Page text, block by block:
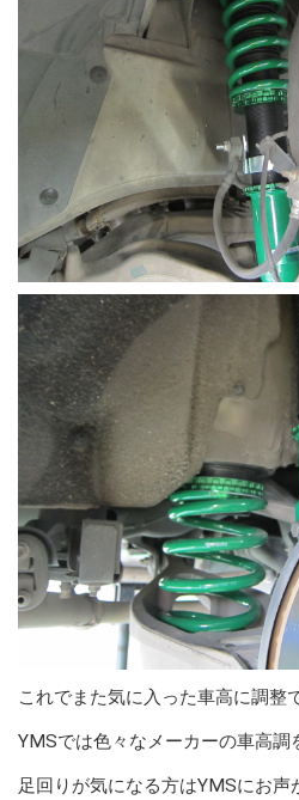
これでまた気に入った車高に調整
YMSでは色々なメーカーの車高調
足回りが気になる方はYMSにお声